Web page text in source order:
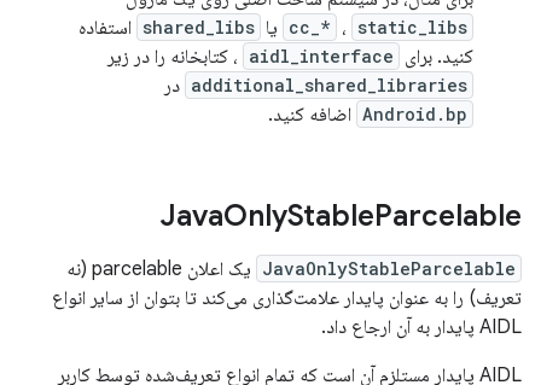
cc_* ، static_libs یا shared_libs استفاده
کنید. برای aidl_interface ، کتابخانه را در زیر
additional_shared_libraries در
Android.bp اضافه کنید.
JavaOnlyStableParcelable
JavaOnlyStableParcelable
یک اعلان parcelable (نه
تعریف) را به عنوان پایدار علامت‌گذاری می‌کند تا بتوان از سایر انواع
AIDL پایدار به آن ارجاع داد.
AIDL پایدار مستلزم آن است که تمام انواع تعریف‌شده توسط کاربر